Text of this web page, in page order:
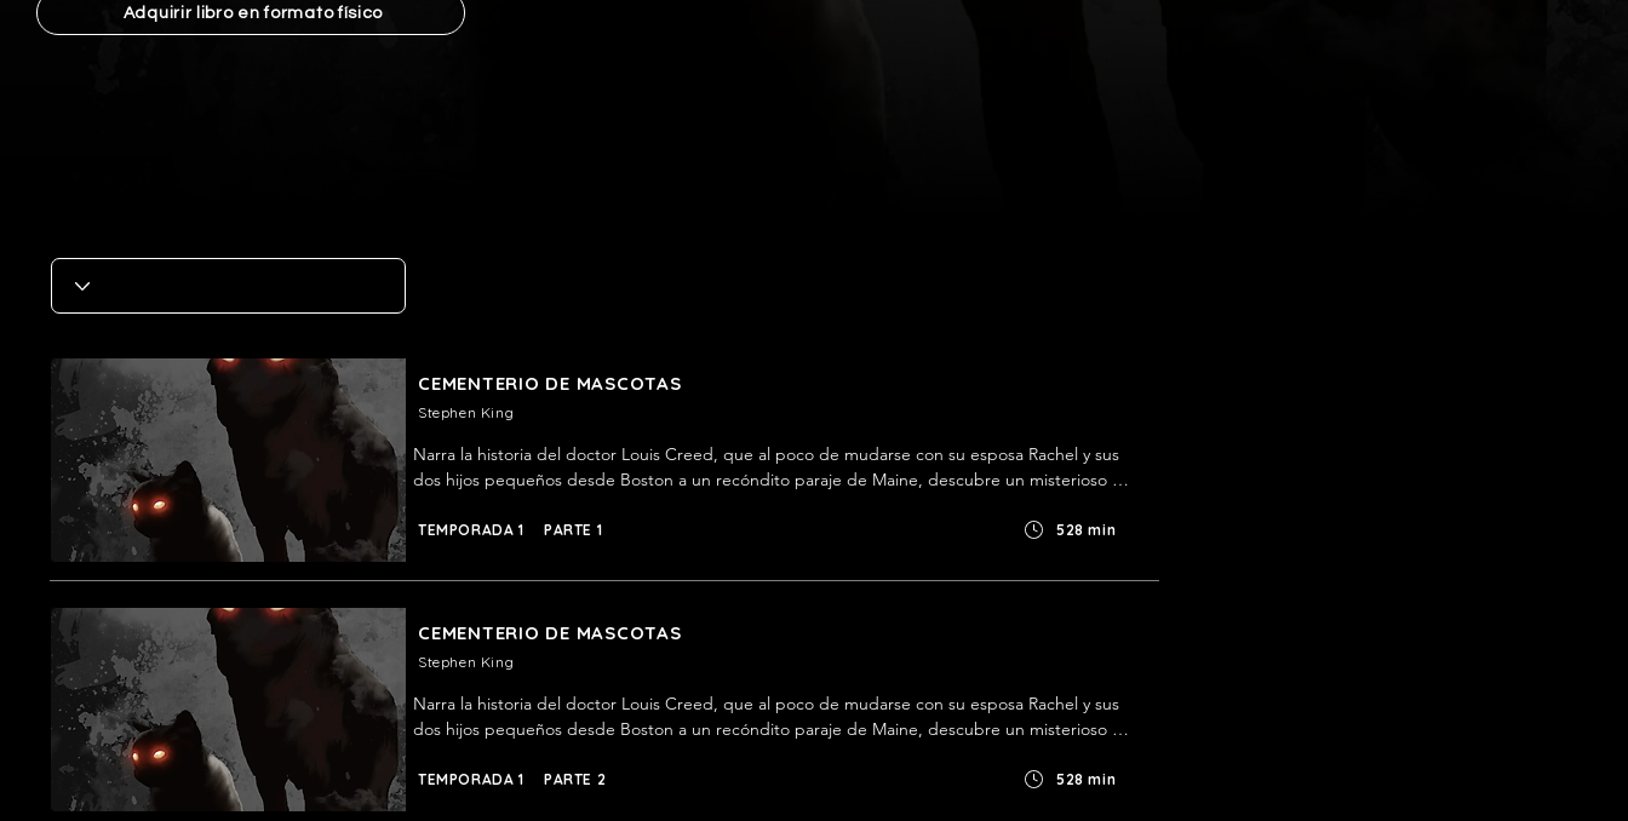
Adquirir libro en formato físico
CEMENTERIO DE MASCOTAS
Stephen King
Narra la historia del doctor Louis Creed, que al poco de mudarse con su esposa Rachel y sus
dos hijos pequeños desde Boston a un recóndito paraje de Maine, descubre un misterioso
familiar.
PARTE 1 528 min
TEMPORADA 1
CEMENTERIO DE MASCOTAS
Stephen King
Narra la historia del doctor Louis Creed, que al poco de mudarse con su esposa Rachel y sus
dos hijos pequeños desde Boston a un recóndito paraje de Maine, descubre un misterioso
familiar.
PARTE 2 528 min
TEMPORADA 1